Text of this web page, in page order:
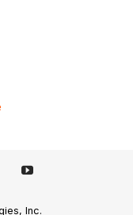
Inc.